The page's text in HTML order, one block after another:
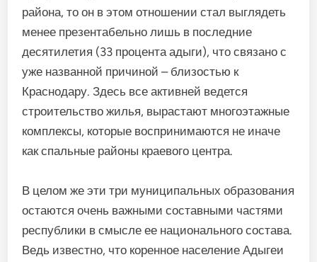
района, то он в этом отношении стал выглядеть
менее презентабельно лишь в последние
десятилетия (33 процента адыги), что связано с
уже названной причиной – близостью к
Краснодару. Здесь все активней ведется
строительство жилья, вырастают многоэтажные
комплексы, которые воспринимаются не иначе
как спальные районы краевого центра.
В целом же эти три муниципальных образования
остаются очень важными составными частями
республики в смысле ее национального состава.
Ведь известно, что коренное население Адыгеи